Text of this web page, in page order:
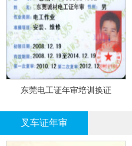
东莞电工证年审培训换证
叉车证年审